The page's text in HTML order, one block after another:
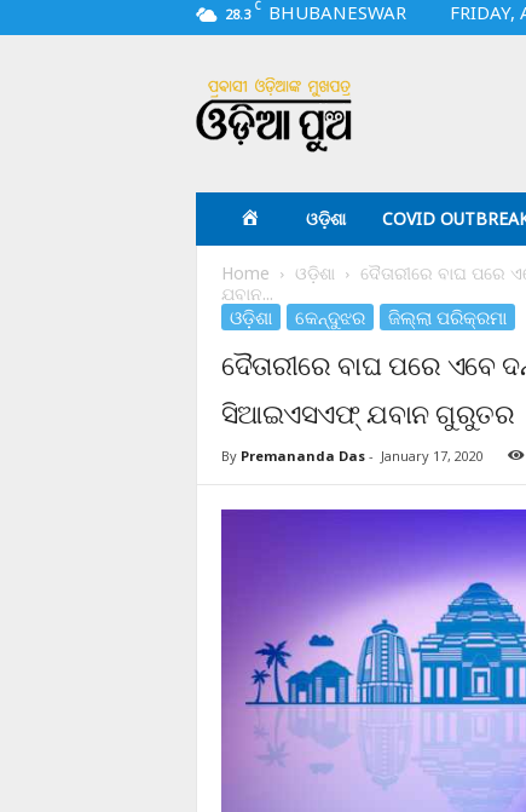
28.3 C BHUBANESWAR
FRIDAY,
i
a
ଓଡ଼ିଶା COVID
Home ଓଡ଼ିଶା
ଦୈତାରୀରେ ବାଘ
ଯବାନ...
ଓଡ଼ିଶା କେନ୍ଦୁଝର ଜିଲ୍ଲା ପରିକ୍ରମା
ଦୈତାରୀରେ ବାଘ ପରେ
ସିଆଇଏସଏଫ୍ ଯବାନ ଗୁରୁତର
By Premananda Das- January 17, 2020